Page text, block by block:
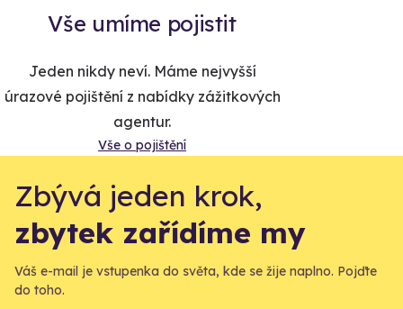
Vše umíme pojistit
Jeden nikdy neví. Máme nejvyšší
úrazové pojištění z nabídky zážitkových
agentur.
Vše o pojištění
Zbývá jeden krok,
zbytek zařídíme my
Váš e-mail je vstupenka do světa, kde se žije naplno. Pojďte
do toho.